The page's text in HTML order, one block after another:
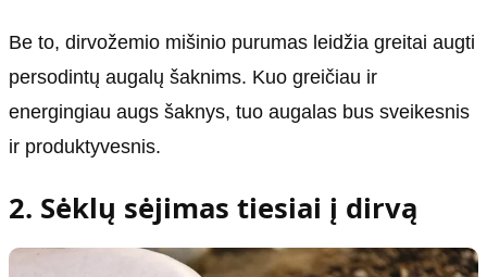
Be to, dirvožemio mišinio purumas leidžia greitai augti
persodintų augalų šaknims. Kuo greičiau ir
energingiau augs šaknys, tuo augalas bus sveikesnis
ir produktyvesnis.
2. Sėklų sėjimas tiesiai į dirvą